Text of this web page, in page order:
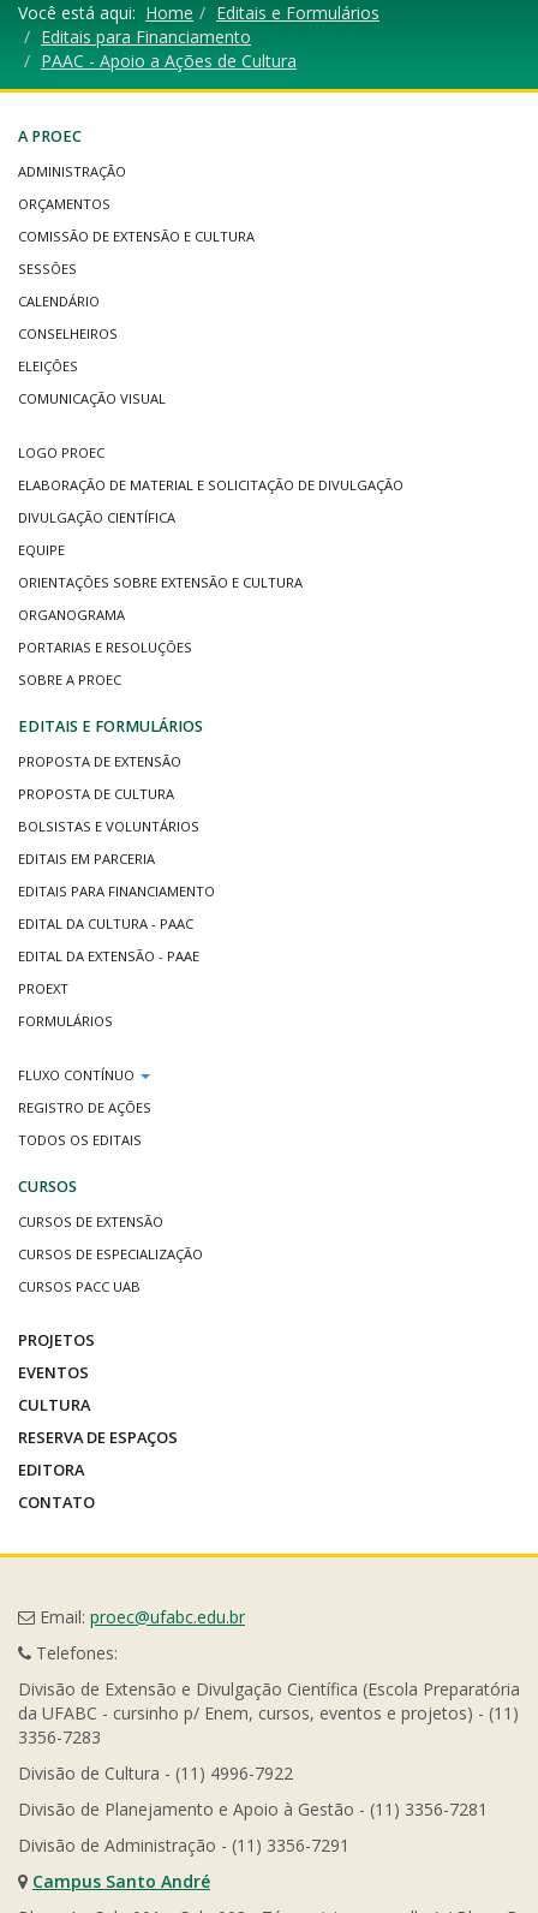
Você está aqui: Home
Editais e Formulários
Editais para Financiamento
PAAC - Apoio a Ações de Cultura
A PROEC
ADMINISTRAÇÃO
ORÇAMENTOS
COMISSÃO DE EXTENSÃO E CULTURA
SESSÕES
CALENDÁRIO
CONSELHEIROS
ELEIÇÕES
COMUNICAÇÃO VISUAL
LOGO PROEC
ELABORAÇÃO DE MATERIAL E SOLICITAÇÃO DE DIVULGAÇÃO
DIVULGAÇÃO CIENTÍFICA
EQUIPE
ORIENTAÇÕES SOBRE EXTENSÃO E CULTURA
ORGANOGRAMA
PORTARIAS E RESOLUÇÕES
SOBRE A PROEC
EDITAIS E FORMULÁRIOS
PROPOSTA DE EXTENSÃO
PROPOSTA DE CULTURA
BOLSISTAS E VOLUNTÁRIOS
EDITAIS EM PARCERIA
EDITAIS PARA FINANCIAMENTO
EDITAL DA CULTURA - PAAC
EDITAL DA EXTENSÃO - PAAE
PROEXT
FORMULÁRIOS
FLUXO CONTÍNUO
REGISTRO DE AÇÕES
TODOS OS EDITAIS
CURSOS
CURSOS DE EXTENSÃO
CURSOS DE ESPECIALIZAÇÃO
CURSOS PACC UAB
PROJETOS
EVENTOS
CULTURA
RESERVA DE ESPAÇOS
EDITORA
CONTATO
Email: proec@ufabc.edu.br
Telefones:
Divisão de Extensão e Divulgação Científica (Escola Preparatória
da UFABC - cursinho p/ Enem, cursos, eventos e projetos) - (11)
3356-7283
Divisão de Cultura - (11) 4996-7922
Divisão de Planejamento e Apoio à Gestão - (11) 3356-7281
Divisão de Administração - (11) 3356-7291
Campus Santo André